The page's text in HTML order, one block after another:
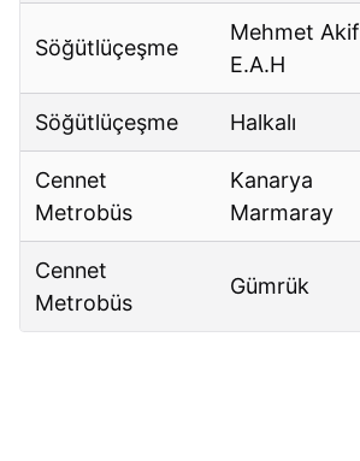
Söğütlüçeşme
Mehmet Akif
E.A.H
Söğütlüçeşme Halkalı
Cennet
Metrobüs
Kanarya
Marmaray
Cennet
Metrobüs
Gümrük